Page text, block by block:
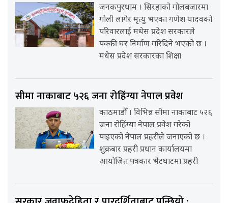
जनकपुरधाम । सिरहाको गोलबजारमा
गोली लागेर मृत्यु भएका गणेश यादवको
परिवारलाई मधेस प्रदेश सरकारले
पक्की घर निर्माण गरिदिने भएको छ ।
मधेस प्रदेश सरकारका शिक्षा
सीमा नाकाबाट ५२६ जना रोहिंग्या नेपाल प्रवेश
काठमाडौँ । विभिन्न सीमा नाकाबाट ५२६
जना रोहिंग्या नेपाल प्रवेश गरेको
पाइएको नेपाल प्रहरीले जनाएको छ ।
शुक्रबार प्रहरी प्रधान कार्यालयमा
आयोजित पत्रकार भेटघाटमा प्रहरी